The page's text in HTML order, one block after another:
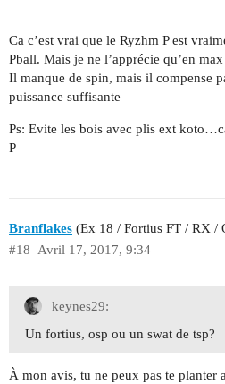
Ca c’est vrai que le Ryzhm P est
Pball. Mais je ne l’apprécie qu’en max
Il manque de spin, mais il compense
puissance suffisante
Ps: Evite les bois avec plis ext
P
Branflakes (Ex 18 / Fortius FT / RX /
Avril 17, 2017, 9:34
#18
keynes29:
Un fortius, osp ou un swat de tsp?
À mon avis, tu ne peux pas te planter